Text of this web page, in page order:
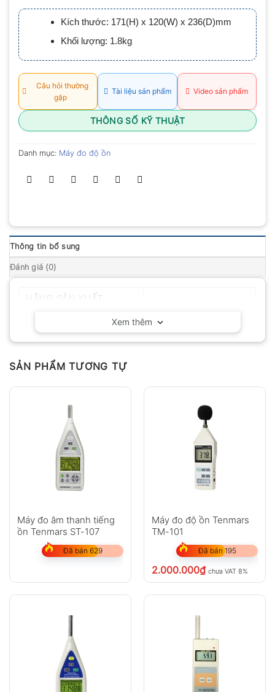
xếp
hạng
0.0
5
sao
Kích thước: 171(H) x 120(W) x 236(D)mm
Khối lượng: 1.8kg
Câu hỏi thường
gặp
Tài liệu sản phẩm Video sản phẩm
THÔNG SỐ KỸ THUẬT
Danh mục: Máy đo độ ồn
Thông tin bổ sung
Đánh giá (0)
Xem thêm
SẢN PHẨM TƯƠNG TỰ
Máy đo âm thanh tiếng
ồn Tenmars ST-107
Đã bán 629
Máy đo độ ồn Tenmars
TM-101
Đã bán 195
2.000.000₫ chưa VAT 8%